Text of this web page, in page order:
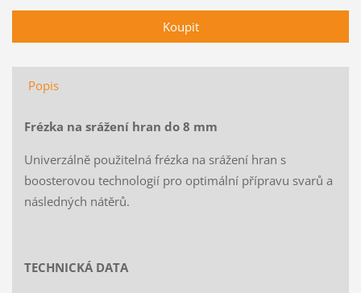
Popis
Frézka na srážení hran do 8 mm
Univerzálně použitelná frézka na srážení hran s
boosterovou technologií pro optimální přípravu svarů a
následných nátěrů.
TECHNICKÁ DATA